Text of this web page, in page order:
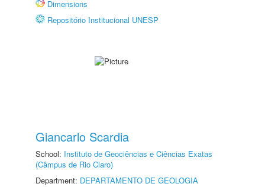
Dimensions
Repositório Institucional UNESP
Giancarlo Scardia
School: Instituto de Geociências e Ciências Exatas
(Câmpus de Rio Claro)
Department: DEPARTAMENTO DE GEOLOGIA